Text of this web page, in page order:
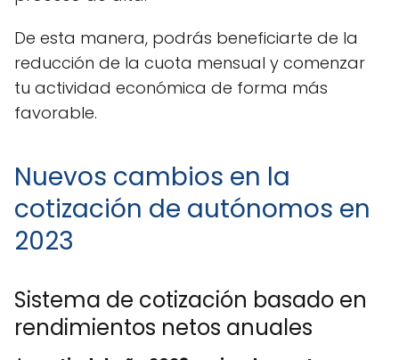
De esta manera, podrás beneficiarte de la
reducción de la cuota mensual y comenzar
tu actividad económica de forma más
favorable.
Nuevos cambios en la
cotización de autónomos en
2023
Sistema de cotización basado en
rendimientos netos anuales